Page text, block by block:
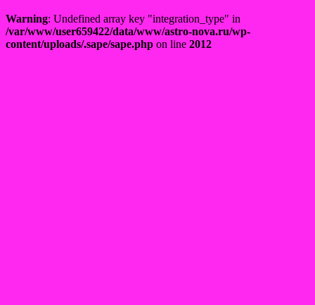
Warning: Undefined array key "integration_type" in
/var/www/user659422/data/www/astro-nova.ru/wp-
content/uploads/.sape/sape.php on line 2012